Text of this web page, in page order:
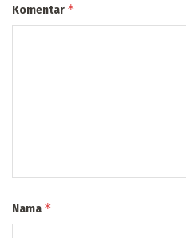
Komentar *
Nama *